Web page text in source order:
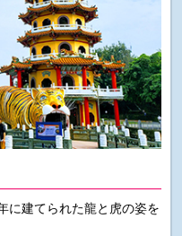
に建てられた龍と虎の姿を